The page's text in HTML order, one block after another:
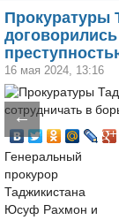
Прокуратуры
16 мая 2024, 13:16
←
Генеральный
прокурор
Таджикистана
Юсуф Рахмон и